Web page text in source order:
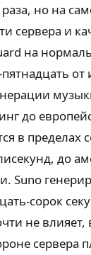
но на
сервера и
на
от
до
в пределах
до
Suno
сорок
не
сервера